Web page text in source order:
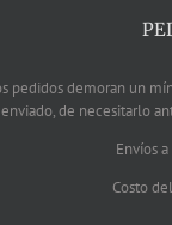
pedidos demoran un
enviado, de necesitarlo
Envíos
Costo